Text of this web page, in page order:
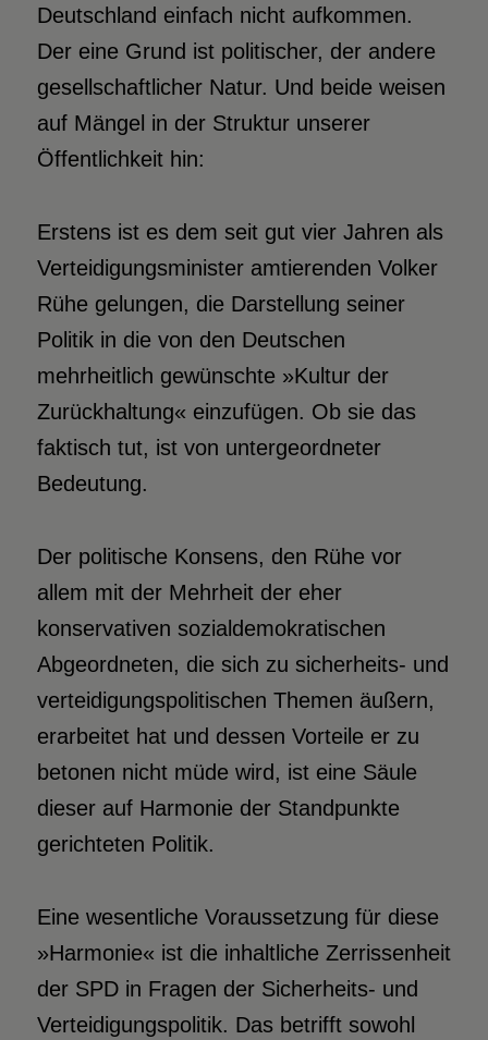
Deutschland einfach nicht aufkommen.
Der eine Grund ist politischer, der andere
gesellschaftlicher Natur. Und beide weisen
auf Mängel in der Struktur unserer
Öffentlichkeit hin:
Erstens ist es dem seit gut vier Jahren als
Verteidigungsminister amtierenden Volker
Rühe gelungen, die Darstellung seiner
Politik in die von den Deutschen
mehrheitlich gewünschte »Kultur der
Zurückhaltung« einzufügen. Ob sie das
faktisch tut, ist von untergeordneter
Bedeutung.
Der politische Konsens, den Rühe vor
allem mit der Mehrheit der eher
konservativen sozialdemokratischen
Abgeordneten, die sich zu sicherheits- und
verteidigungspolitischen Themen äußern,
erarbeitet hat und dessen Vorteile er zu
betonen nicht müde wird, ist eine Säule
dieser auf Harmonie der Standpunkte
gerichteten Politik.
Eine wesentliche Voraussetzung für diese
»Harmonie« ist die inhaltliche Zerrissenheit
der SPD in Fragen der Sicherheits- und
Verteidigungspolitik. Das betrifft sowohl